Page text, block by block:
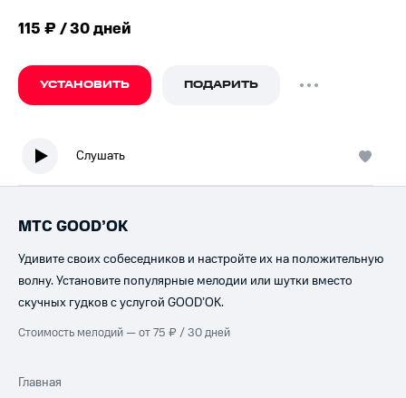
115 ₽ / 30 дней
УСТАНОВИТЬ ПОДАРИТЬ
Слушать
МТС GOOD’OK
Удивите своих собеседников и настройте их на положительную
волну. Установите популярные мелодии или шутки вместо
скучных гудков с услугой GOOD’OK.
Стоимость мелодий — от 75 ₽ / 30 дней
Главная